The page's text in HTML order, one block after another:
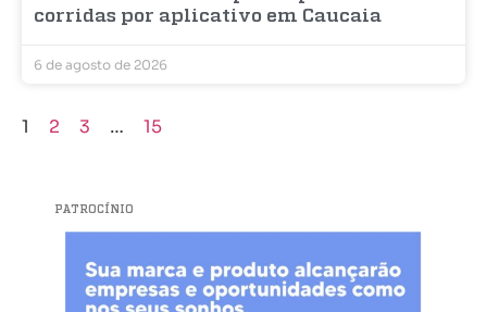
corridas por aplicativo em Caucaia
6 de agosto de 2026
1 2 3 … 15
PATROCÍNIO